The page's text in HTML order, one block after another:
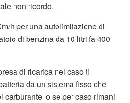
non ricordo.
h per una autolimitazione di
di benzina da 10 litri fa 400
di ricarica nel caso ti
da un sistema fisso che
carburante, o se per caso rimani